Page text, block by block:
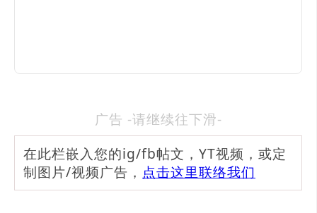
广告 -请继续往下滑-
在此栏嵌入您的ig/fb帖文，YT视频，或定
制图片/视频广告， 点击这里联络我们